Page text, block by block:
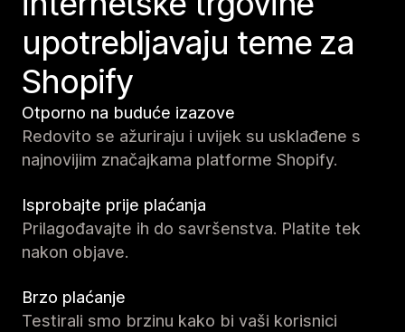
upotrebljavaju teme za
Shopify
Otporno na buduće izazove
Redovito se ažuriraju i uvijek su usklađene s
najnovijim značajkama platforme Shopify.
Isprobajte prije plaćanja
Prilagođavajte ih do savršenstva. Platite tek
nakon objave.
Brzo plaćanje
Testirali smo brzinu kako bi vaši korisnici